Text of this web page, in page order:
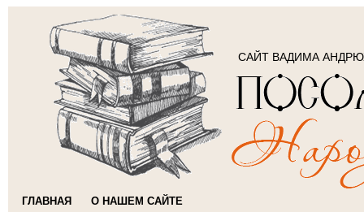
САЙТ ВАДИМА
ГЛАВНАЯ О НАШЕМ САЙТЕ